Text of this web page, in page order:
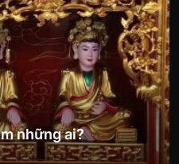
những ai?